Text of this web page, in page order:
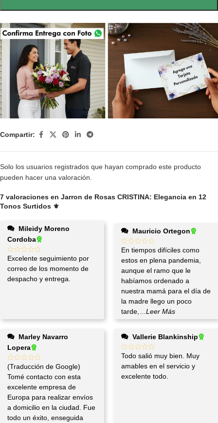
Compartir:
7 valoraciones en Jarron de Rosas CRISTINA: Elegancia en 12
Tonos Surtidos ⚜️
Cordoba
Excelente seguimiento por
correo de los momento de
despacho y entrega.
Mauricio Ortegon
En tiempos difíciles como
estos en plena pandemia,
aunque el ramo que le
habíamos ordenado a
nuestra mamá para el día de
la madre llego un poco
tarde,
...Leer Más
Lopera
(Traducción de Google)
Tomé contacto con esta
excelente empresa de
Europa para realizar envíos
a domicilio en la ciudad. Fue
todo un éxito, enseguida
Vallerie Blankinship
Todo salió muy bien. Muy
amables en el servicio y
excelente todo.
Solo los usuarios registrados que hayan comprado este producto
pueden hacer una valoración.